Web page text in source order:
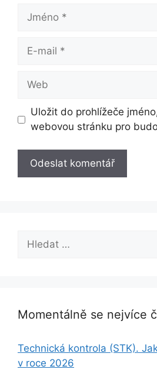
Jméno
Web
Uložit do prohlížeče
webovou stránku pro
Momentálně se nejvíce
Technická kontrola (STK).
v roce 2026